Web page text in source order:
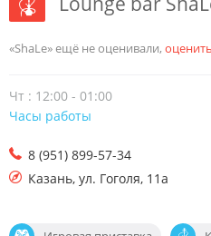
«ShaLe» ещё не оценивали,
8 (951) 899-57-34
Казань, ул. Гоголя, 11а
Чт : 12:00 - 01:00
Часы работы